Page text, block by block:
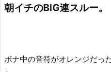
朝イチのBIG連スルー。
ボナ中の音符がオレンジだっ